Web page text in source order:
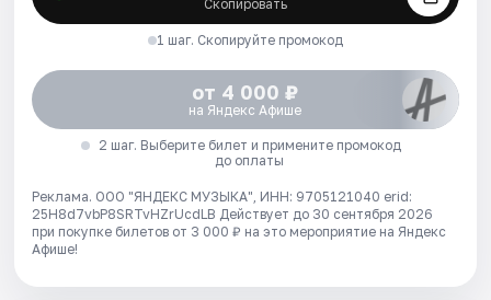
Скопировать
1 шаг. Скопируйте промокод
от 4 000 ₽
на Яндекс Афише
2 шаг. Выберите билет и примените промокод
до оплаты
Реклама. ООО "ЯНДЕКС МУЗЫКА", ИНН: 9705121040 erid:
25H8d7vbP8SRTvHZrUcdLB Действует до 30 сентября 2026
при покупке билетов от 3 000 ₽ на это мероприятие на Яндекс
Афише!